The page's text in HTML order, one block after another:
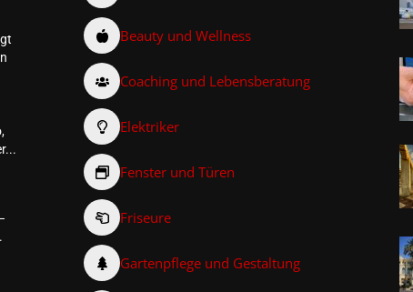
Beauty und Wellness
Coaching und Lebensberatung
Elektriker
Fenster und Türen
Friseure
Gartenpflege und Gestaltung